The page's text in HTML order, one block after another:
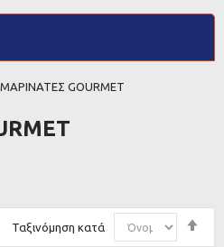
ΜΑΡΙΝΑΤΕΣ GOURMET
Ταξινόμηση κατά